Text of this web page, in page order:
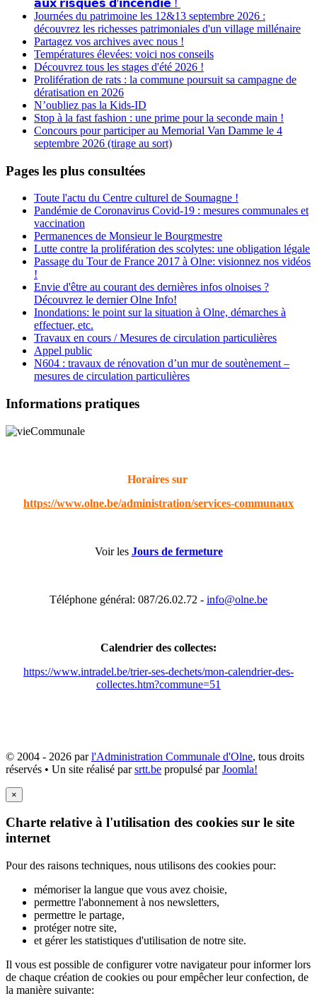
𝗮𝘂𝘅 𝗿𝗶𝘀𝗾𝘂𝗲𝘀 𝗱'𝗶𝗻𝗰𝗲𝗻𝗱𝗶𝗲 !
Journées du patrimoine les 12&13 septembre 2026 :
découvrez les richesses patrimoniales d'un village millénaire
Partagez vos archives avec nous !
Températures élevées: voici nos conseils
Découvrez tous les stages d'été 2026 !
Prolifération de rats : la commune poursuit sa campagne de
dératisation en 2026
N’oubliez pas la Kids-ID
Stop à la fast fashion : une prime pour la seconde main !
Concours pour participer au Memorial Van Damme le 4
septembre 2026 (tirage au sort)
Pages les plus consultées
Toute l'actu du Centre culturel de Soumagne !
Pandémie de Coronavirus Covid-19 : mesures communales et
vaccination
Permanences de Monsieur le Bourgmestre
Lutte contre la prolifération des scolytes: une obligation légale
Passage du Tour de France 2017 à Olne: visionnez nos vidéos
!
Envie d'être au courant des dernières infos olnoises ?
Découvrez le dernier Olne Info!
Inondations: le point sur la situation à Olne, démarches à
effectuer, etc.
Travaux en cours / Mesures de circulation particulières
Appel public
N604 : travaux de rénovation d’un mur de soutènement –
mesures de circulation particulières
Informations pratiques
Horaires sur
https://www.olne.be/administration/services-communaux
Voir les Jours de fermeture
Téléphone général: 087/26.02.72 - info@olne.be
Calendrier des collectes:
https://www.intradel.be/trier-ses-dechets/mon-calendrier-des-
collectes.htm?commune=51
© 2004 - 2026 parl'Administration Communale d'Olne, tous droits
réservés • Un site réalisé parsrtt.be propulsé parJoomla!
×
Charte relative à l'utilisation des cookies sur le site
internet
Pour des raisons techniques, nous utilisons des cookies pour:
mémoriser la langue que vous avez choisie,
permettre l'abonnement à nos newsletters,
permettre le partage,
protéger notre site,
et gérer les statistiques d'utilisation de notre site.
Il vous est possible de configurer votre navigateur pour informer lors
de chaque création de cookies ou pour empêcher leur confection, de
la manière suivante: